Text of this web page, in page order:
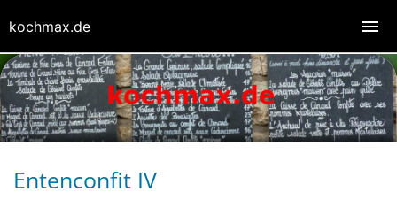
Entenconfit IV
kochmax.de